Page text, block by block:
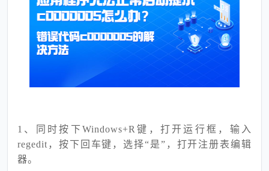
1、同时按下Windows+R键，打开运行框，输入
regedit，按下回车键，选择“是”，打开注册表编辑
器。